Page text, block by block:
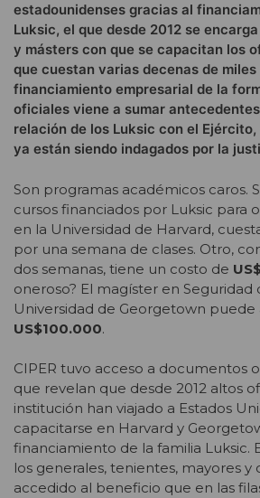
estadounidenses gracias al
Luksic, el que desde 2012 se
y másters con que se capacitan los
que cuestan varias decenas de miles
financiamiento empresarial de la
oficiales viene a sumar
relación de los Luksic con el
ya están siendo indagados por la
Son programas académicos caros.
cursos financiados por Luksic para
en la Universidad de Harvard,
por una semana de clases. Otro,
dos semanas, tiene un costo de
oneroso? El magíster en Seguridad
Universidad de Georgetown puede
US$100.000.
CIPER tuvo acceso a documentos
que revelan que desde 2012 altos
institución han viajado a Estados
capacitarse en Harvard y
financiamiento de la familia Luksic.
los generales, tenientes, mayores
accedido al beneficio que en las